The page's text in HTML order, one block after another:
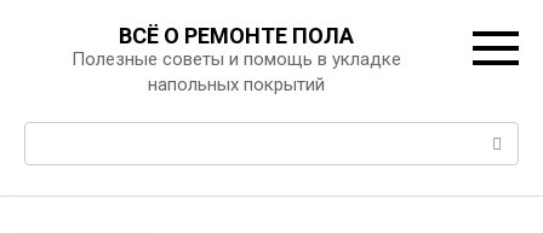
ВСЁ О РЕМОНТЕ ПОЛА
Полезные советы и помощь в укладке
напольных покрытий
Поиск: